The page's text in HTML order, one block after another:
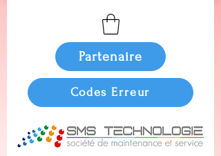
Partenaire
Codes Erreur